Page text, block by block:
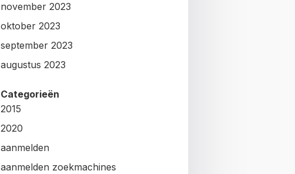
november 2023
oktober 2023
september 2023
augustus 2023
Categorieën
2015
2020
aanmelden
aanmelden zoekmachines